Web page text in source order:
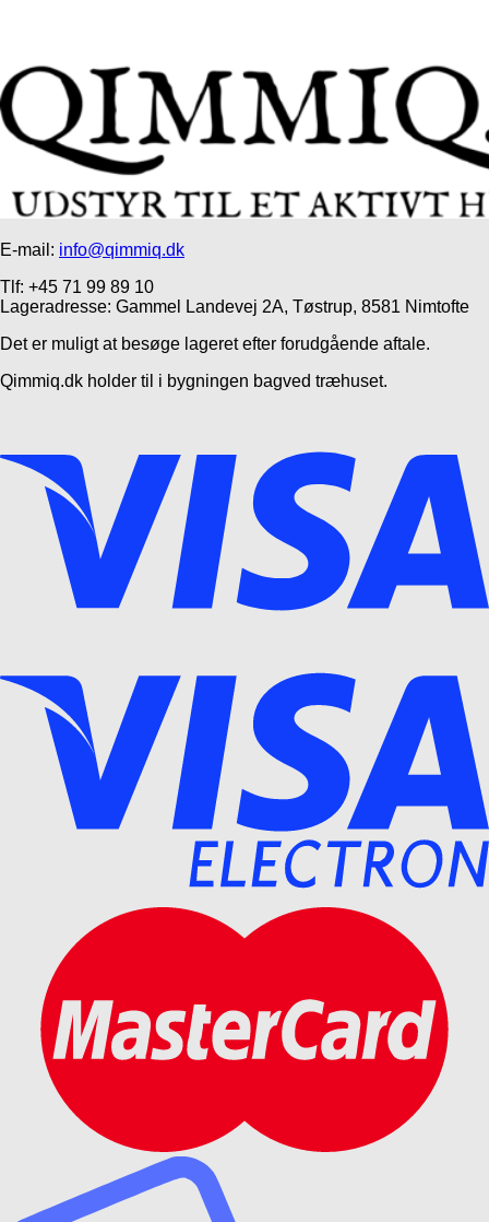
E-mail: info@qimmiq.dk
Tlf: +45 71 99 89 10
Lageradresse: Gammel Landevej 2A, Tøstrup, 8581 Nimtofte
Det er muligt at besøge lageret efter forudgående aftale.
Qimmiq.dk holder til i bygningen bagved træhuset.